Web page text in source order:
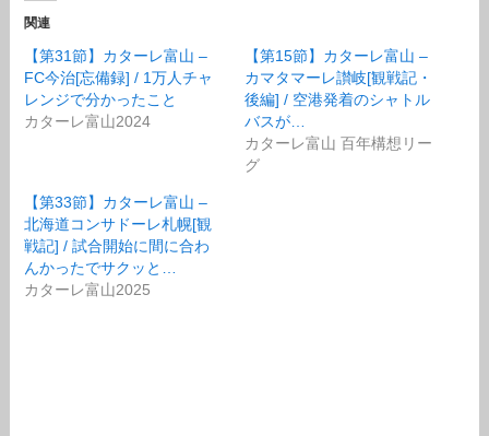
関連
【第31節】カターレ富山 –
FC今治[忘備録] / 1万人チャ
レンジで分かったこと
カターレ富山2024
【第15節】カターレ富山 –
カマタマーレ讃岐[観戦記・
後編] / 空港発着のシャトル
バスが…
カターレ富山 百年構想リー
グ
【第33節】カターレ富山 –
北海道コンサドーレ札幌[観
戦記] / 試合開始に間に合わ
んかったでサクッと…
カターレ富山2025